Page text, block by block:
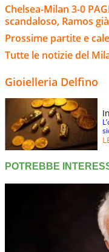
Chelsea-Milan 3-0
scandaloso, Ramos
Prossime partite e
Tutte le notizie del
Gioielleria Delfino